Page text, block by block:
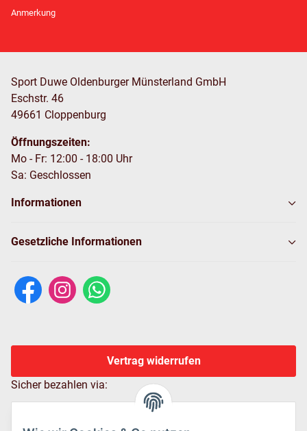
Anmerkung
Sport Duwe Oldenburger Münsterland GmbH
Eschstr. 46
49661 Cloppenburg
Öffnungszeiten:
Mo - Fr: 12:00 - 18:00 Uhr
Sa: Geschlossen
Informationen
Gesetzliche Informationen
Vertrag widerrufen
Sicher bezahlen via: